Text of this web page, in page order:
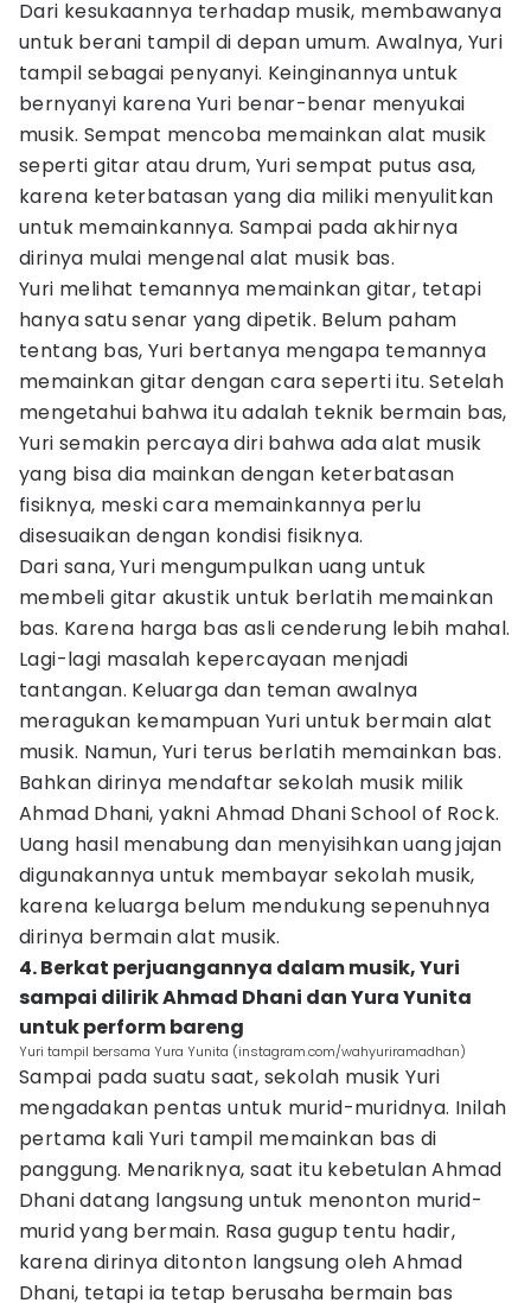
Dari kesukaannya terhadap musik, membawanya
untuk berani tampil di depan umum. Awalnya, Yuri
tampil sebagai penyanyi. Keinginannya untuk
bernyanyi karena Yuri benar-benar menyukai
musik. Sempat mencoba memainkan alat musik
seperti gitar atau drum, Yuri sempat putus asa,
karena keterbatasan yang dia miliki menyulitkan
untuk memainkannya. Sampai pada akhirnya
dirinya mulai mengenal alat musik bas.
Yuri melihat temannya memainkan gitar, tetapi
hanya satu senar yang dipetik. Belum paham
tentang bas, Yuri bertanya mengapa temannya
memainkan gitar dengan cara seperti itu. Setelah
mengetahui bahwa itu adalah teknik bermain bas,
Yuri semakin percaya diri bahwa ada alat musik
yang bisa dia mainkan dengan keterbatasan
fisiknya, meski cara memainkannya perlu
disesuaikan dengan kondisi fisiknya.
Dari sana, Yuri mengumpulkan uang untuk
membeli gitar akustik untuk berlatih memainkan
bas. Karena harga bas asli cenderung lebih mahal.
Lagi-lagi masalah kepercayaan menjadi
tantangan. Keluarga dan teman awalnya
meragukan kemampuan Yuri untuk bermain alat
musik. Namun, Yuri terus berlatih memainkan bas.
Bahkan dirinya mendaftar sekolah musik milik
Ahmad Dhani, yakni Ahmad Dhani School of Rock.
Uang hasil menabung dan menyisihkan uang jajan
digunakannya untuk membayar sekolah musik,
karena keluarga belum mendukung sepenuhnya
dirinya bermain alat musik.
4. Berkat perjuangannya dalam musik, Yuri
sampai dilirik Ahmad Dhani dan Yura Yunita
untuk perform bareng
Yuri tampil bersama Yura Yunita (instagram.com/wahyuriramadhan)
Sampai pada suatu saat, sekolah musik Yuri
mengadakan pentas untuk murid-muridnya. Inilah
pertama kali Yuri tampil memainkan bas di
panggung. Menariknya, saat itu kebetulan Ahmad
Dhani datang langsung untuk menonton murid-
murid yang bermain. Rasa gugup tentu hadir,
karena dirinya ditonton langsung oleh Ahmad
Dhani, tetapi ia tetap berusaha bermain bas